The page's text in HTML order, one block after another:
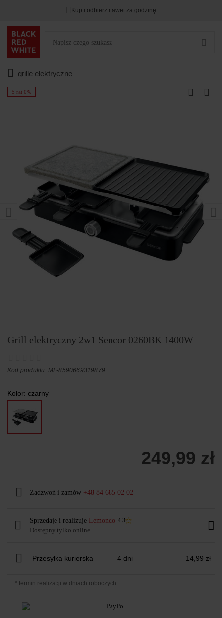
Kup i odbierz nawet za godzinę
grille elektryczne
5 rat 0%
Grill elektryczny 2w1 Sencor 0260BK 1400W
Kod produktu: ML-8590669319879
Kolor: czarny
249,99 zł
Zadzwoń i zamów +48 84 685 02 02
Sprzedaje i realizuje Lemondo 4.3
Dostępny tylko online
Przesyłka kurierska 4 dni 14,99 zł
* termin realizacji w dniach roboczych